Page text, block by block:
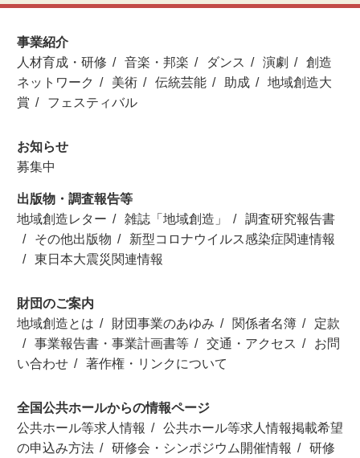
事業紹介
人材育成・研修
音楽・邦楽 ダンス 演劇
創造
ネットワーク
美術 伝統芸能 助成
地域創造大
賞
フェスティバル
お知らせ
募集中
出版物・調査報告等
地域創造レター
雑誌「地域創造」
調査研究報告書
その他出版物
新型コロナウイルス感染症関連情報
東日本大震災関連情報
財団のご案内
地域創造とは
財団事業のあゆみ 関係者名簿
定款
事業報告書・事業計画書等
交通・アクセス
お問
い合わせ
著作権・リンクについて
全国公共ホールからの情報ページ
公共ホール等求人情報
公共ホール等求人情報掲載希望
の申込み方法
研修会・シンポジウム開催情報
研修